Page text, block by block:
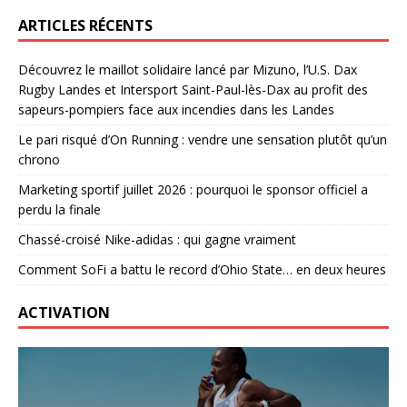
ARTICLES RÉCENTS
Découvrez le maillot solidaire lancé par Mizuno, l’U.S. Dax
Rugby Landes et Intersport Saint-Paul-lès-Dax au profit des
sapeurs-pompiers face aux incendies dans les Landes
Le pari risqué d’On Running : vendre une sensation plutôt qu’un
chrono
Marketing sportif juillet 2026 : pourquoi le sponsor officiel a
perdu la finale
Chassé-croisé Nike-adidas : qui gagne vraiment
Comment SoFi a battu le record d’Ohio State… en deux heures
ACTIVATION